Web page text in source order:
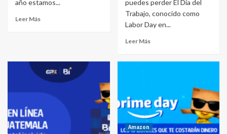
año estamos...
Leer Más
puedes perder El Día del
Trabajo, conocido como
Labor Day en...
Leer Más
Amazon